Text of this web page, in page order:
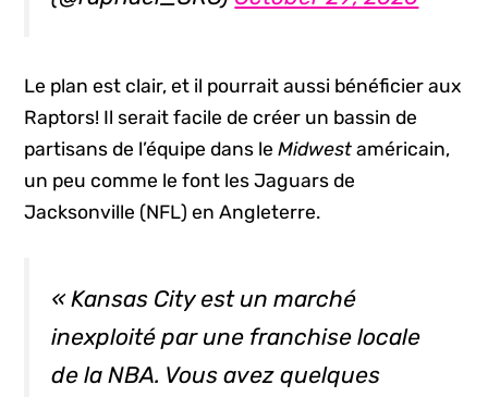
Le plan est clair, et il pourrait aussi bénéficier aux
Raptors! Il serait facile de créer un bassin de
partisans de l’équipe dans leMidwestaméricain,
un peu comme le font les Jaguars de
Jacksonville (NFL) en Angleterre.
« Kansas City est un marché
inexploité par une franchise locale
de la NBA. Vous avez quelques